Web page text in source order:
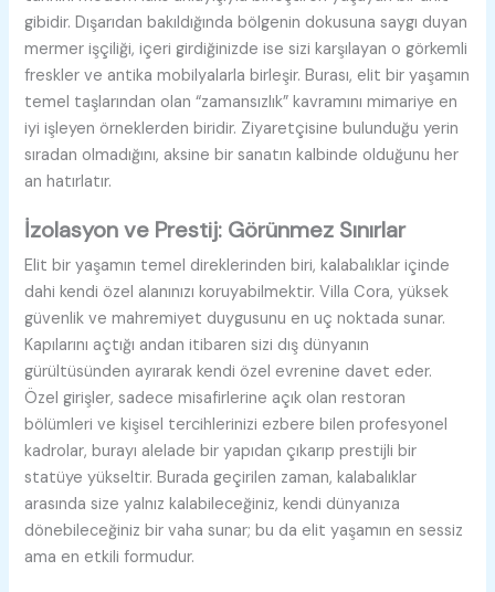
gibidir. Dışarıdan bakıldığında bölgenin dokusuna saygı duyan
mermer işçiliği, içeri girdiğinizde ise sizi karşılayan o görkemli
freskler ve antika mobilyalarla birleşir. Burası, elit bir yaşamın
temel taşlarından olan “zamansızlık” kavramını mimariye en
iyi işleyen örneklerden biridir. Ziyaretçisine bulunduğu yerin
sıradan olmadığını, aksine bir sanatın kalbinde olduğunu her
an hatırlatır.
İzolasyon ve Prestij: Görünmez Sınırlar
Elit bir yaşamın temel direklerinden biri, kalabalıklar içinde
dahi kendi özel alanınızı koruyabilmektir. Villa Cora, yüksek
güvenlik ve mahremiyet duygusunu en uç noktada sunar.
Kapılarını açtığı andan itibaren sizi dış dünyanın
gürültüsünden ayırarak kendi özel evrenine davet eder.
Özel girişler, sadece misafirlerine açık olan restoran
bölümleri ve kişisel tercihlerinizi ezbere bilen profesyonel
kadrolar, burayı alelade bir yapıdan çıkarıp prestijli bir
statüye yükseltir. Burada geçirilen zaman, kalabalıklar
arasında size yalnız kalabileceğiniz, kendi dünyanıza
dönebileceğiniz bir vaha sunar; bu da elit yaşamın en sessiz
ama en etkili formudur.